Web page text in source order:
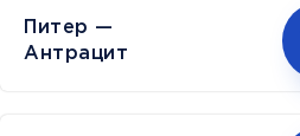
Питер —
Антрацит